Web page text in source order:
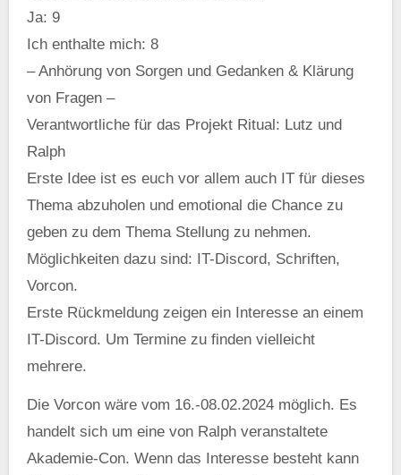
Ja: 9
Ich enthalte mich: 8
– Anhörung von Sorgen und Gedanken & Klärung
von Fragen –
Verantwortliche für das Projekt Ritual: Lutz und
Ralph
Erste Idee ist es euch vor allem auch IT für dieses
Thema abzuholen und emotional die Chance zu
geben zu dem Thema Stellung zu nehmen.
Möglichkeiten dazu sind: IT-Discord, Schriften,
Vorcon.
Erste Rückmeldung zeigen ein Interesse an einem
IT-Discord. Um Termine zu finden vielleicht
mehrere.
Die Vorcon wäre vom 16.-08.02.2024 möglich. Es
handelt sich um eine von Ralph veranstaltete
Akademie-Con. Wenn das Interesse besteht kann